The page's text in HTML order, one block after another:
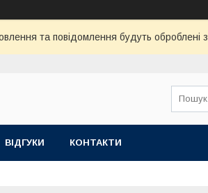
та повідомлення будуть
ВІДГУКИ КОНТАКТИ